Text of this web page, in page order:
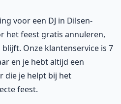
voor een DJ in Dilsen-
het feest gratis annuleren,
Onze klantenservice is 7
en je hebt altijd een
die je helpt bij het
feest.